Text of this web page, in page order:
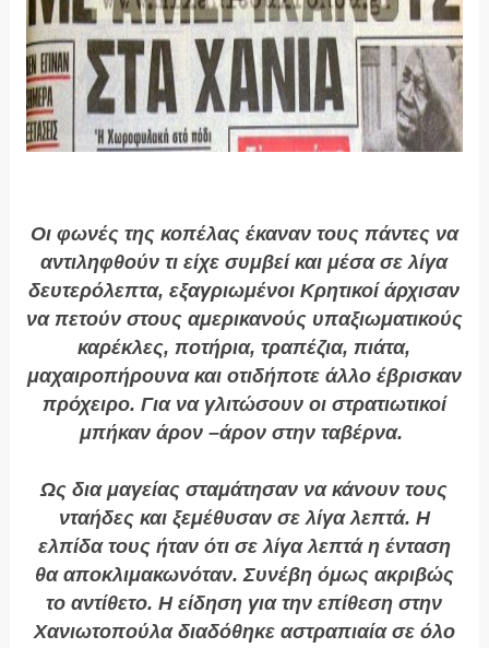
Οι φωνές της κοπέλας έκαναν τους πάντες να
αντιληφθούν τι είχε συμβεί και μέσα σε λίγα
δευτερόλεπτα, εξαγριωμένοι Κρητικοί άρχισαν
να πετούν στους αμερικανούς υπαξιωματικούς
καρέκλες, ποτήρια, τραπέζια, πιάτα,
μαχαιροπήρουνα και οτιδήποτε άλλο έβρισκαν
πρόχειρο. Για να γλιτώσουν οι στρατιωτικοί
μπήκαν άρον –άρον στην ταβέρνα.
Ως δια μαγείας σταμάτησαν να κάνουν τους
νταήδες και ξεμέθυσαν σε λίγα λεπτά. Η
ελπίδα τους ήταν ότι σε λίγα λεπτά η ένταση
θα αποκλιμακωνόταν. Συνέβη όμως ακριβώς
το αντίθετο. Η είδηση για την επίθεση στην
Χανιωτοπούλα διαδόθηκε αστραπιαία σε όλο